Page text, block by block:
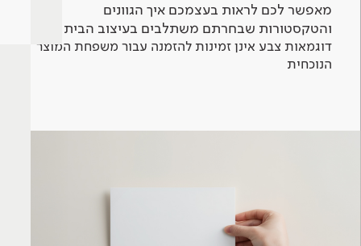
מאפשר לכם לראות בעצמכם איך הגוונים
והטקסטורות שבחרתם משתלבים בעיצוב הבית.
דוגמאות צבע אינן זמינות להזמנה עבור משפחת המוצר
הנוכחית